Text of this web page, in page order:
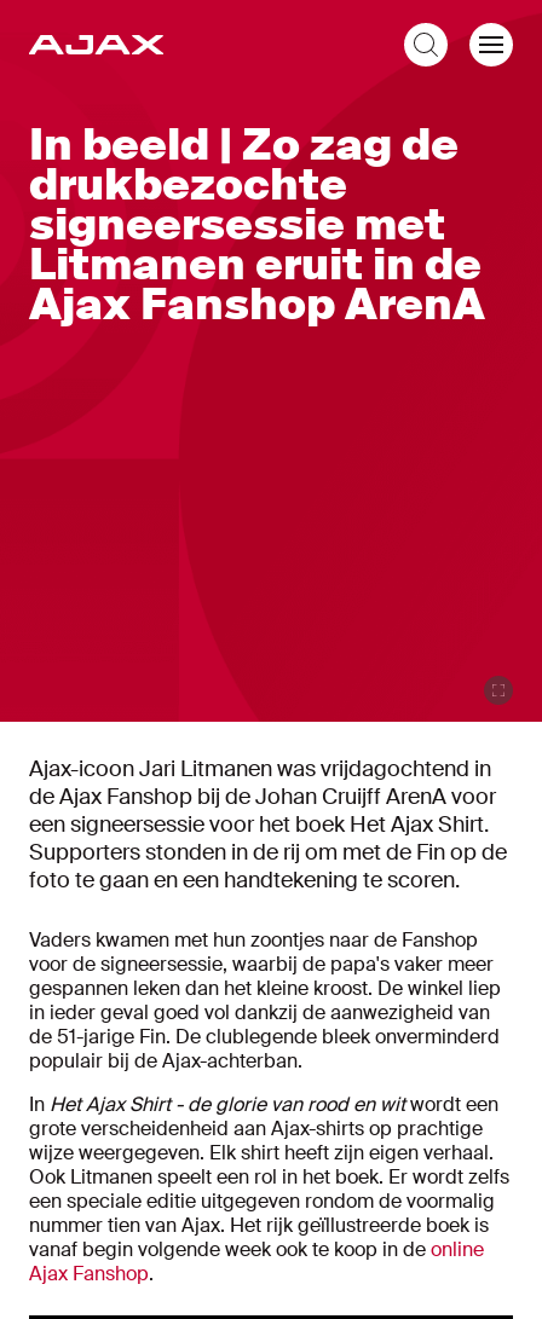
In beeld | Zo zag de
drukbezochte
signeersessie met
Litmanen eruit in de
Ajax Fanshop ArenA
Ajax-icoon Jari Litmanen was vrijdagochtend in
de Ajax Fanshop bij de Johan Cruijff ArenA voor
een signeersessie voor het boek Het Ajax Shirt.
Supporters stonden in de rij om met de Fin op de
foto te gaan en een handtekening te scoren.
Vaders kwamen met hun zoontjes naar de Fanshop
voor de signeersessie, waarbij de papa's vaker meer
gespannen leken dan het kleine kroost. De winkel liep
in ieder geval goed vol dankzij de aanwezigheid van
de 51-jarige Fin. De clublegende bleek onverminderd
populair bij de Ajax-achterban.
In Het Ajax Shirt - de glorie van rood en witwordt een
grote verscheidenheid aan Ajax-shirts op prachtige
wijze weergegeven. Elk shirt heeft zijn eigen verhaal.
Ook Litmanen speelt een rol in het boek. Er wordt zelfs
een speciale editie uitgegeven rondom de voormalig
nummer tien van Ajax. Het rijk geïllustreerde boek is
vanaf begin volgende week ook te koop in deonline
Ajax Fanshop.